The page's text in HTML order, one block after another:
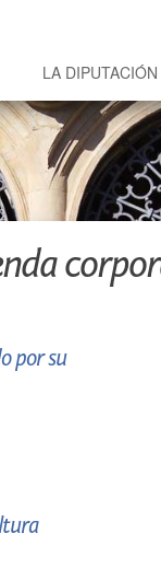
LA DIPUTACIÓN
por su